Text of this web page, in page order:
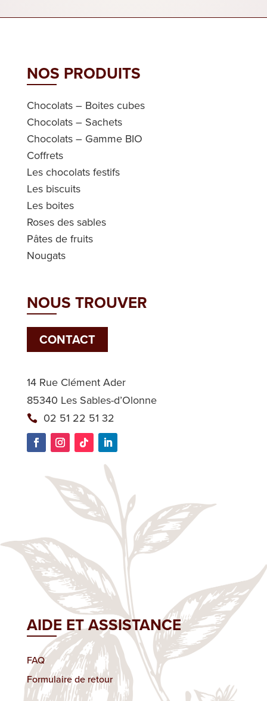
NOS PRODUITS
Chocolats – Boites cubes
Chocolats – Sachets
Chocolats – Gamme BIO
Coffrets
Les chocolats festifs
Les biscuits
Les boites
Roses des sables
Pâtes de fruits
Nougats
NOUS TROUVER
CONTACT
14 Rue Clément Ader
85340 Les Sables-d’Olonne
02 51 22 51 32
AIDE ET ASSISTANCE
FAQ
Formulaire de retour